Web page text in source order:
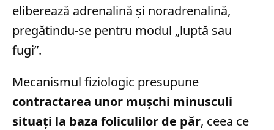
eliberează adrenalină și noradrenalină,
pregătindu-se pentru modul „luptă sau
fugi”.
Mecanismul fiziologic presupune
contractarea unor mușchi minusculi
situați la baza foliculilor de păr, ceea ce